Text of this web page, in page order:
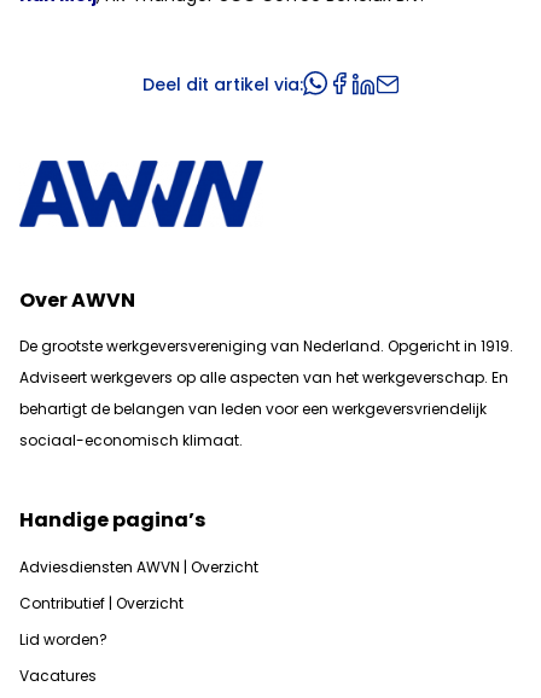
Deel dit artikel via:
Over AWVN
De grootste werkgeversvereniging van Nederland. Opgericht in 1919.
Adviseert werkgevers op alle aspecten van het werkgeverschap. En
behartigt de belangen van leden voor een werkgeversvriendelijk
sociaal-economisch klimaat.
Handige pagina’s
Adviesdiensten AWVN | Overzicht
Contributief | Overzicht
Lid worden?
Vacatures